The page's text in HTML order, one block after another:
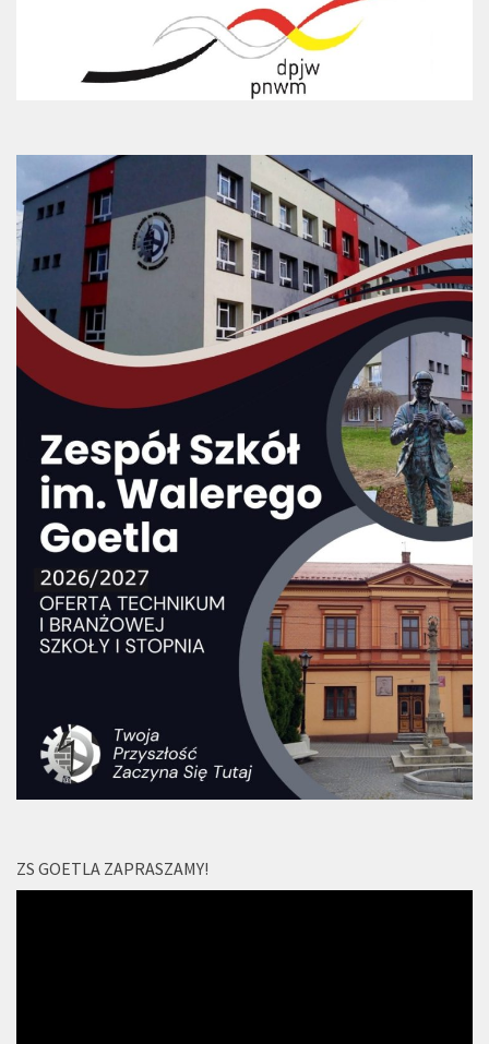
ZS GOETLA ZAPRASZAMY!